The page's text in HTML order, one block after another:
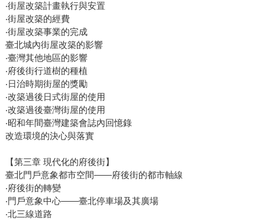
‧街屋改築計畫執行與安置
‧街屋改築的經費
‧街屋改築事業的完成
臺北城內街屋改築的影響
‧臺灣其他地區的影響
‧府後街行道樹的種植
‧日治時期街屋的獎勵
‧改築過後日式街屋的使用
‧改築過後臺灣街屋的使用
‧昭和年間臺灣建築會誌內回憶錄
改造環境的決心與落實
【第三章 現代化的府後街】
臺北門戶意象都市空間——府後街的都市軸線
‧府後街的轉變
‧門戶意象中心——臺北停車場及其廣場
‧北三線道路